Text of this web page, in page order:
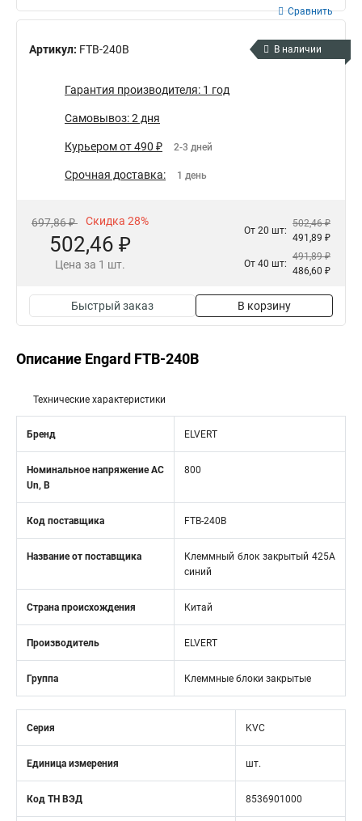
Артикул: FTB-240B
Сравнить
В наличии
Гарантия производителя: 1 год
Самовывоз: 2 дня
Курьером от 490 ₽ 2-3 дней
Срочная доставка: 1 день
697,86 ₽ Скидка 28%
502,46 ₽
Цена за 1 шт.
От 20 шт:
502,46 ₽
491,89 ₽
От 40 шт:
491,89 ₽
486,60 ₽
Быстрый заказ В корзину
Описание Engard FTB-240B
Технические характеристики
Бренд ELVERT
Номинальное напряжение АС
Un, В
800
Код поставщика FTB-240B
Название от поставщика
Клеммный блок закрытый 425А
синий
Страна происхождения Китай
Производитель ELVERT
Группа Клеммные блоки закрытые
Серия KVC
Единица измерения шт.
Код ТН ВЭД 8536901000